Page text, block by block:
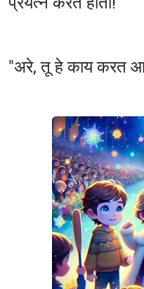
"अरे, तू हे काय करत